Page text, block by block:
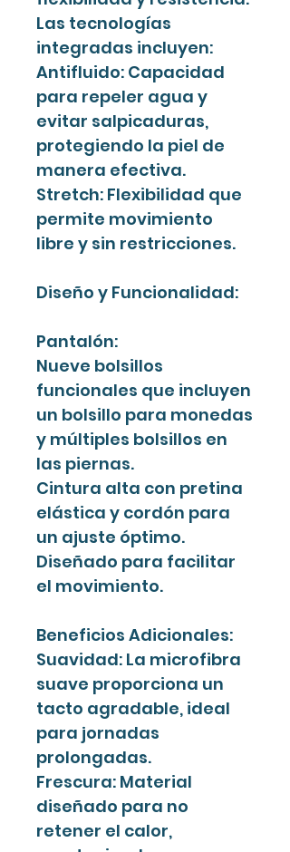
Las tecnologías
integradas incluyen:
Antifluido: Capacidad
para repeler agua y
evitar salpicaduras,
protegiendo la piel de
manera efectiva.
Stretch: Flexibilidad que
permite movimiento
libre y sin restricciones.
Diseño y Funcionalidad:
Pantalón:
Nueve bolsillos
funcionales que incluyen
un bolsillo para monedas
y múltiples bolsillos en
las piernas.
Cintura alta con pretina
elástica y cordón para
un ajuste óptimo.
Diseñado para facilitar
el movimiento.
Beneficios Adicionales:
Suavidad: La microfibra
suave proporciona un
tacto agradable, ideal
para jornadas
prolongadas.
Frescura: Material
diseñado para no
retener el calor,